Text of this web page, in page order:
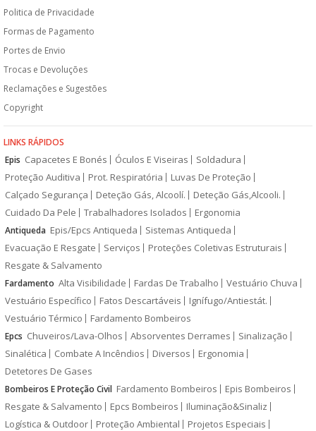
Politica de Privacidade
Formas de Pagamento
Portes de Envio
Trocas e Devoluções
Reclamações e Sugestões
Copyright
LINKS RÁPIDOS
Epis Capacetes E Bonés Óculos E Viseiras
Soldadura
Proteção Auditiva
Prot. Respiratória
Luvas De Proteção
Calçado Segurança
Deteção Gás, Alcoolí.
Deteção Gás,Alcooli.
Cuidado Da Pele
Trabalhadores Isolados Ergonomia
Antiqueda Epis/Epcs Antiqueda
Sistemas Antiqueda
Evacuação E Resgate
Serviços
Proteções Coletivas Estruturais
Resgate & Salvamento
Fardamento Alta Visibilidade Fardas De Trabalho
Vestuário Chuva
Vestuário Específico
Fatos Descartáveis
Ignífugo/Antiestát.
Vestuário Térmico
Fardamento Bombeiros
Epcs Chuveiros/Lava-Olhos Absorventes Derrames
Sinalização
Sinalética
Combate A Incêndios Diversos
Ergonomia
Detetores De Gases
Bombeiros E Proteção Civil Fardamento Bombeiros
Epis Bombeiros
Resgate & Salvamento
Epcs Bombeiros
Iluminação&Sinaliz
Logística & Outdoor
Proteção Ambiental
Projetos Especiais